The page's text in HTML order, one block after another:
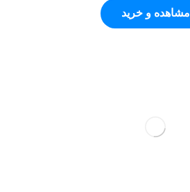
مشاهده و خرید